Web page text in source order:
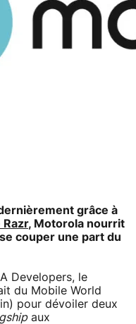
grâce à
Razr, Motorola nourrit
couper une part du
Developers, le
du Mobile World
pour dévoiler deux
aux